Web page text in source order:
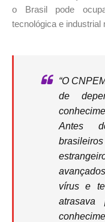
o Brasil pode
tecnológica e industrial
“O
de
Antes
vírus e